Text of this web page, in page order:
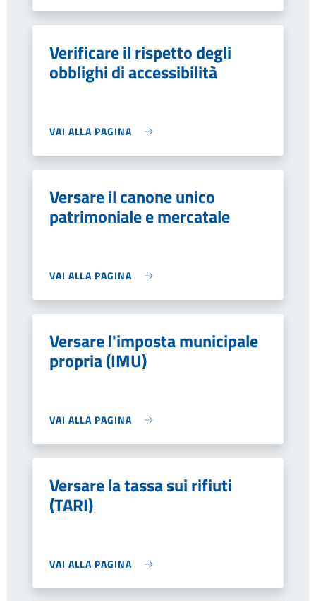
Verificare il rispetto degli
obblighi di accessibilità
VAI ALLA PAGINA
Versare il canone unico
patrimoniale e mercatale
VAI ALLA PAGINA
Versare l'imposta municipale
propria (IMU)
VAI ALLA PAGINA
Versare la tassa sui rifiuti
(TARI)
VAI ALLA PAGINA